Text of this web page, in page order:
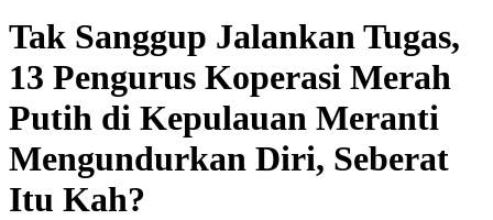
Tak Sanggup Jalankan Tugas,
13 Pengurus Koperasi Merah
Putih di Kepulauan Meranti
Mengundurkan Diri, Seberat
Itu Kah?